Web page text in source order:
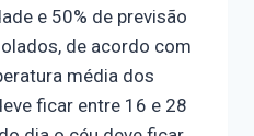
e 50% de previsão
de acordo com
média dos
ficar entre 16 e 28